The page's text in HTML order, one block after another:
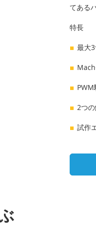
てある
特長
最大
2つ
試作